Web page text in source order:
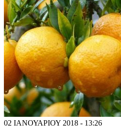
02 ΙΑΝΟΥΑΡΙΟΥ 2018 - 13:26